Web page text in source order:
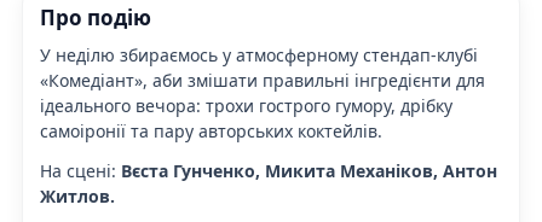
Про подію
У неділю збираємось у атмосферному стендап-клубі
«Комедіант», аби змішати правильні інгредієнти для
ідеального вечора: трохи гострого гумору, дрібку
самоіронії та пару авторських коктейлів.
На сцені: Вєста Гунченко, Микита Механіков, Антон
Житлов.